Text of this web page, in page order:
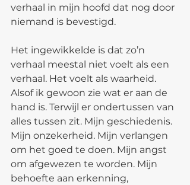
verhaal in mijn hoofd dat nog door
niemand is bevestigd.
Het ingewikkelde is dat zo’n
verhaal meestal niet voelt als een
verhaal. Het voelt als waarheid.
Alsof ik gewoon zie wat er aan de
hand is. Terwijl er ondertussen van
alles tussen zit. Mijn geschiedenis.
Mijn onzekerheid. Mijn verlangen
om het goed te doen. Mijn angst
om afgewezen te worden. Mijn
behoefte aan erkenning,